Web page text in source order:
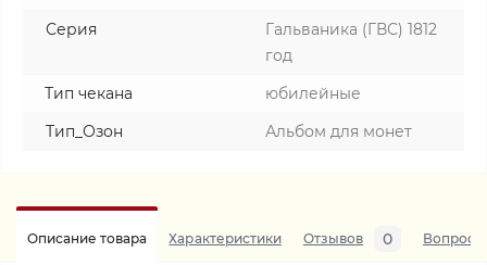
Серия
Гальваника (ГВС) 1812
год
Тип чекана
юбилейные
Тип_Озон
Альбом для монет
Описание товара Характеристики Отзывов 0 Вопросы